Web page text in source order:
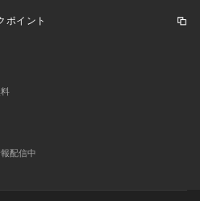
ざいます。
て洗ってください。ネットを使用
ないでください。洗濯後は形を
ポイント
配信中